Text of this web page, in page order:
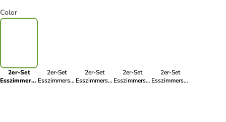
Color
2er-Set
Esszimmerstuhl
2er-Set
Esszimmerstuhl
2er-Set
Esszimmerstuhl
2er-Set
Esszimmerstuhl
2er-Set
Esszimmerstuhl